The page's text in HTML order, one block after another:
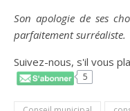
Son apologie de ses
parfaitement surréaliste.
Suivez-nous, s'il vous
5